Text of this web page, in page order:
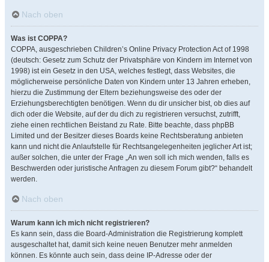
Nach oben
Was ist COPPA?
COPPA, ausgeschrieben Children’s Online Privacy Protection Act of 1998
(deutsch: Gesetz zum Schutz der Privatsphäre von Kindern im Internet von
1998) ist ein Gesetz in den USA, welches festlegt, dass Websites, die
möglicherweise persönliche Daten von Kindern unter 13 Jahren erheben,
hierzu die Zustimmung der Eltern beziehungsweise des oder der
Erziehungsberechtigten benötigen. Wenn du dir unsicher bist, ob dies auf
dich oder die Website, auf der du dich zu registrieren versuchst, zutrifft,
ziehe einen rechtlichen Beistand zu Rate. Bitte beachte, dass phpBB
Limited und der Besitzer dieses Boards keine Rechtsberatung anbieten
kann und nicht die Anlaufstelle für Rechtsangelegenheiten jeglicher Art ist;
außer solchen, die unter der Frage „An wen soll ich mich wenden, falls es
Beschwerden oder juristische Anfragen zu diesem Forum gibt?“ behandelt
werden.
Nach oben
Warum kann ich mich nicht registrieren?
Es kann sein, dass die Board-Administration die Registrierung komplett
ausgeschaltet hat, damit sich keine neuen Benutzer mehr anmelden
können. Es könnte auch sein, dass deine IP-Adresse oder der